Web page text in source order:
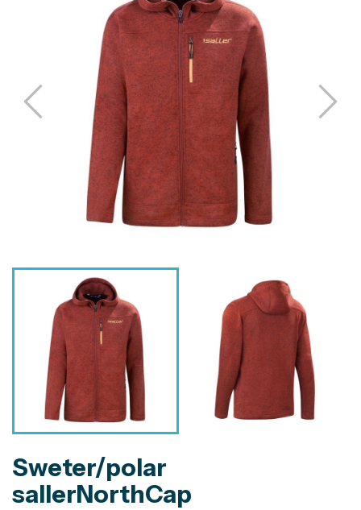
Sweter/polar
sallerNorthCap